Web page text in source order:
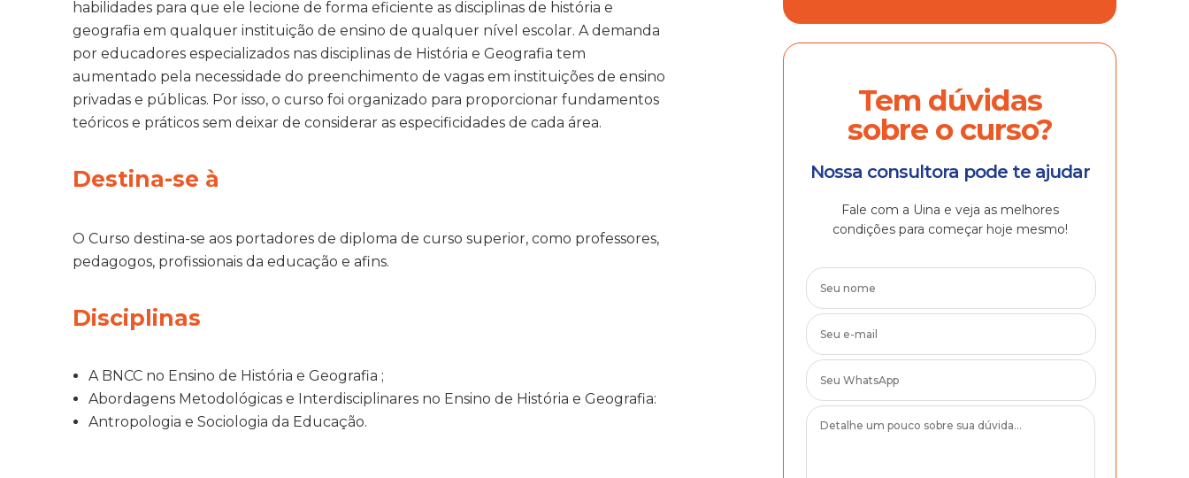
habilidades para que ele lecione de forma eficiente as disciplinas de história e
geografia em qualquer instituição de ensino de qualquer nível escolar. A demanda
por educadores especializados nas disciplinas de História e Geografia tem
aumentado pela necessidade do preenchimento de vagas em instituições de ensino
privadas e públicas. Por isso, o curso foi organizado para proporcionar fundamentos
teóricos e práticos sem deixar de considerar as especificidades de cada área.
Destina-se à
O Curso destina-se aos portadores de diploma de curso superior, como professores,
pedagogos, profissionais da educação e afins.
Disciplinas
A BNCC no Ensino de História e Geografia ;
Abordagens Metodológicas e Interdisciplinares no Ensino de História e Geografia:
Antropologia e Sociologia da Educação.
Tem dúvidas
sobre o curso?
Nossa consultora pode te ajudar
Fale com a Uina e veja as melhores
condições para começar hoje mesmo!